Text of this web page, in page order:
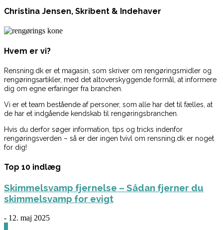
Christina Jensen, Skribent & Indehaver
Hvem er vi?
Rensning.dk er et magasin, som skriver om rengøringsmidler og
rengøringsartikler, med det altoverskyggende formål, at informere
dig om egne erfaringer fra branchen.
Vi er et team bestående af personer, som alle har det til fælles, at
de har et indgående kendskab til rengøringsbranchen.
Hvis du derfor søger information, tips og tricks indenfor
rengøringsverden – så er der ingen tvivl om rensning.dk er noget
for dig!
Top 10 indlæg
Skimmelsvamp fjernelse – Sådan fjerner du
skimmelsvamp for evigt
- 12. maj 2025